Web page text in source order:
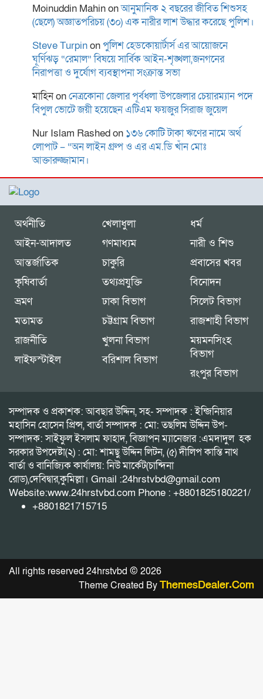
Moinuddin Mahinonআনুমানিক ২ বছরের জীবিত শিশুসহ
(ছেলে) অজ্ঞাতপরিচয় (৩০) এক নারীর লাশ উদ্ধার করেছে পুলিশ।
Steve Turpinonপুলিশ হেডকোয়ার্টার্স এর আয়োজনে
ঘূর্ণিঝড় “রেমাল” বিষয়ে সার্বিক আইন-শৃঙ্খলা,জনগনের
নিরাপত্তা ও দুর্যোগ ব্যবস্থাপনা সংক্রান্ত সভা
মাহিনonনেত্রকোনা জেলার পূর্বধলা উপজেলার চেয়ারম্যান পদে
বিপুল ভোটে জয়ী হয়েছেন এটিএম ফয়জুর সিরাজ জুয়েল
Nur Islam Rashedon ১৩৬ কোটি টাকা ঋণের নামে অর্থ
লোপাট – “অন লাইন গ্রুপ ও এর এম.ডি খাঁন মোঃ
আক্তারুজ্জামান।
অর্থনীতি
আইন-আদালত
আন্তর্জাতিক
কৃষিবার্তা
খেলাধুলা
গণমাধ্যম
চাকুরি
তথ্যপ্রযুক্তি
ধর্ম
নারী ও শিশু
প্রবাসের খবর
বিনোদন
ভ্রমণ
মতামত
রাজনীতি
লাইফস্টাইল
ঢাকা বিভাগ
চট্টগ্রাম বিভাগ
খুলনা বিভাগ
বরিশাল বিভাগ
সিলেট বিভাগ
রাজশাহী বিভাগ
ময়মনসিংহ
বিভাগ
রংপুর বিভাগ
সম্পাদক ও প্রকাশক: আবছার উদ্দিন, সহ- সম্পাদক : ইন্জিনিয়ার
মহাসিন হোসেন প্রিন্স, বার্তা সম্পাদক : মো: তছলিম উদ্দিন উপ-
সম্পাদক: সাইফুল ইসলাম ফাহাদ, বিজ্ঞাপন ম্যানেজার :এমদাদুল হক
সরকার উপদেষ্টা(২) : মো: শামছু উদ্দিন লিটন, (৫) দীলিপ কান্তি নাথ
বার্তা ও বানিজ্যিক কার্যালয়: নিউ মার্কেট(চান্দিনা
রোড),দেবিদ্বার,কুমিল্লা। Gmail :24hrstvbd@gmail.com
Website:www.24hrstvbd.com Phone : +8801825180221/
+8801821715715
All rights reserved 24hrstvbd © 2026
Theme Created ByThemesDealer.Com